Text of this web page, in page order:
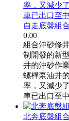
率，又減少
車已出口至
自走底盤組
0.00
組合沖砂修
制開發的新
井的沖砂作
螺桿泵油井
率，又減少
車已出口至
北奔底盤組